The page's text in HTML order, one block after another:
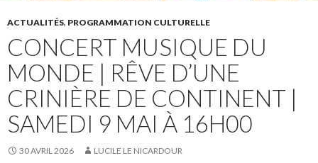
ACTUALITÉS, PROGRAMMATION CULTURELLE
CONCERT MUSIQUE DU
MONDE | RÊVE D’UNE
CRINIÈRE DE CONTINENT |
SAMEDI 9 MAI À 16H00
30 AVRIL 2026 LUCILE LE NICARDOUR